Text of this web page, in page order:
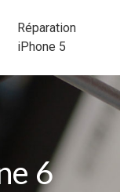
Réparation
iPhone 5
6